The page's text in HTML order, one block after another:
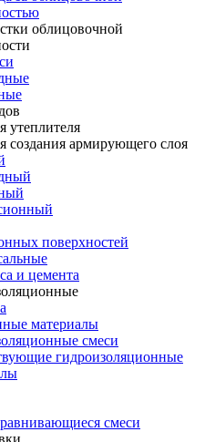
облицовочной
утеплителя
создания армирующего слоя
поверхностей
и цемента
материалы
смеси
гидроизоляционные
смеси